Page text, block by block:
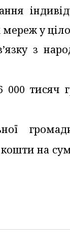
мереж у
з
000 тисяч
на